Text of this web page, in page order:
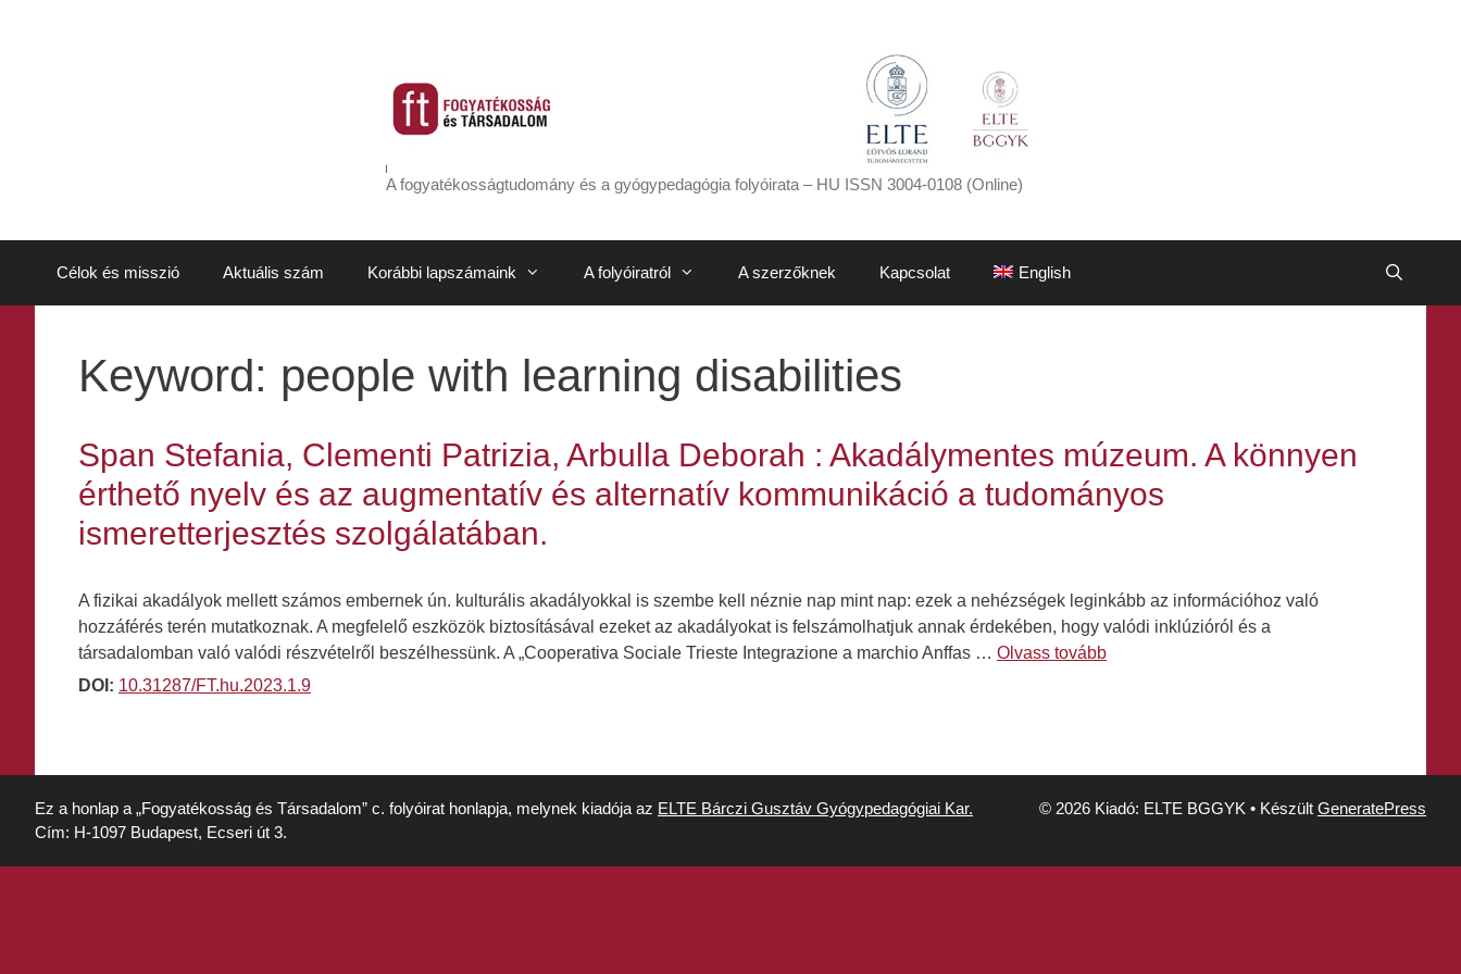
A fogyatékosságtudomány és a gyógypedagógia folyóirata – HU ISSN 3004-0108 (Online)
Célok és misszió Aktuális szám Korábbi lapszámaink A folyóiratról A szerzőknek Kapcsolat English
Keyword: people with learning disabilities
Span Stefania, Clementi Patrizia, Arbulla Deborah : Akadálymentes múzeum. A könnyen
érthető nyelv és az augmentatív és alternatív kommunikáció a tudományos
ismeretterjesztés szolgálatában.
A fizikai akadályok mellett számos embernek ún. kulturális akadályokkal is szembe kell néznie nap mint nap: ezek a nehézségek leginkább az információhoz való
hozzáférés terén mutatkoznak. A megfelelő eszközök biztosításával ezeket az akadályokat is felszámolhatjuk annak érdekében, hogy valódi inklúzióról és a
társadalomban való valódi részvételről beszélhessünk. A „Cooperativa Sociale Trieste Integrazione a marchio Anffas … Olvass tovább
DOI: 10.31287/FT.hu.2023.1.9
Ez a honlap a „Fogyatékosság és Társadalom” c. folyóirat honlapja, melynek kiadója az ELTE Bárczi Gusztáv Gyógypedagógiai Kar.
Cím: H-1097 Budapest, Ecseri út 3.
© 2026 Kiadó: ELTE BGGYK • Készült GeneratePress